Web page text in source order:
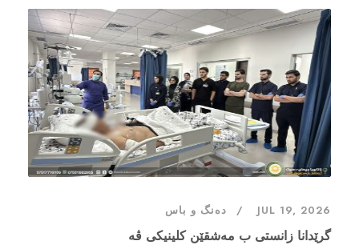
JUL 19, 2026 دەنگ و باس
گرێدانا زانستى ب مەشقێن کلینیکی ڤە